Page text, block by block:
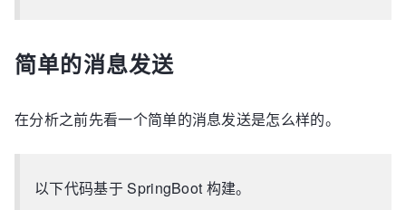
简单的消息发送
在分析之前先看一个简单的消息发送是怎么样的。
以下代码基于 SpringBoot 构建。